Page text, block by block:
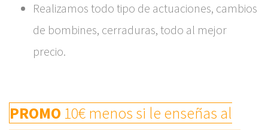
Realizamos todo tipo de actuaciones, cambios
de bombines, cerraduras, todo al mejor
precio.
PROMO 10€ menos si le enseñas al